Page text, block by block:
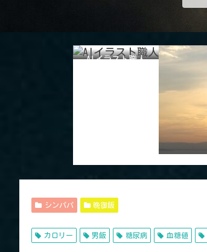
AIイラスト職人
シンパパ 晩御飯
カロリー 男飯 糖尿病 血糖値